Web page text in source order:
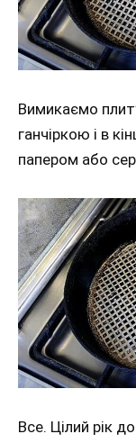
Вимикаємо
ганчіркою і в
папером або
Все. Цілий рік